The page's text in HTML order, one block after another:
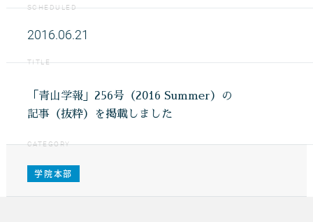
SCHEDULED
2016.06.21
TITLE
「青山学報」256号（2016 Summer）の
記事（抜粋）を掲載しました
CATEGORY
学院本部